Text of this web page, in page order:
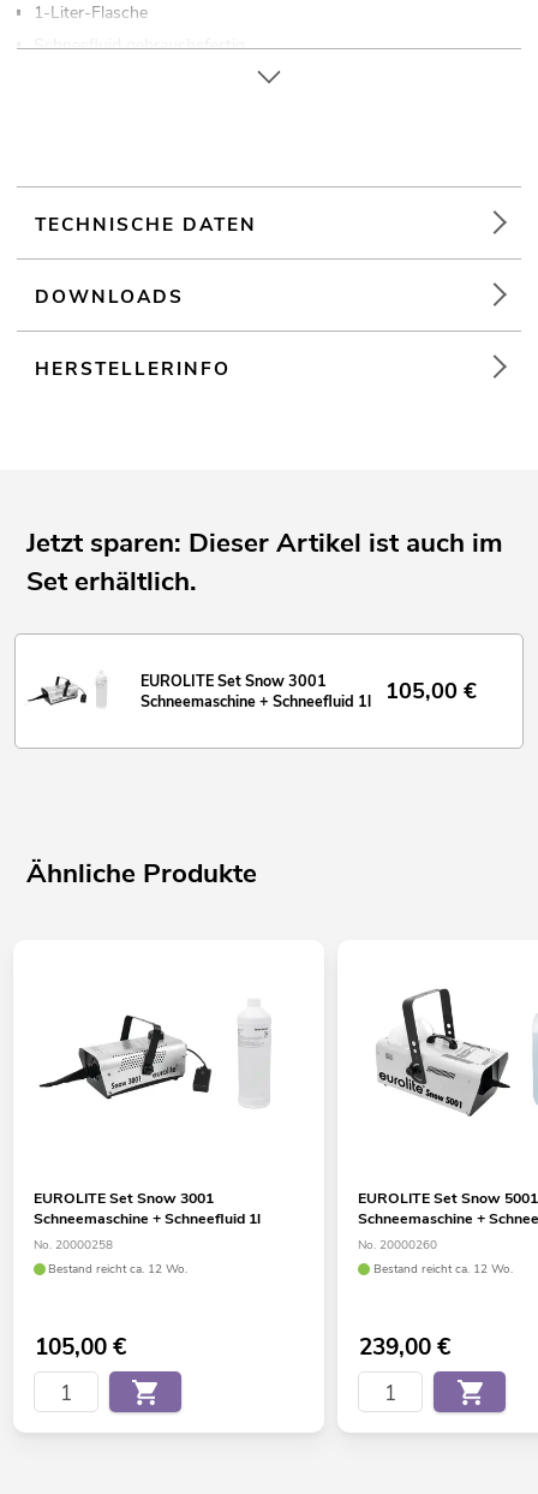
1-Liter-Flasche
Schneefluid gebrauchsfertig
TECHNISCHE DATEN
DOWNLOADS
HERSTELLERINFO
Jetzt sparen: Dieser Artikel ist auch im
Set erhältlich.
EUROLITE Set Snow 3001
Schneemaschine + Schneefluid 1l
105,00 €
Ähnliche Produkte
EUROLITE Set Snow 3001
Schneemaschine + Schneefluid 1l
No. 20000258
Bestand reicht ca. 12 Wo.
105,00€
EUROLITE Set Snow 5001
Schneemaschine +
No. 20000260
Bestand reicht ca. 12 Wo.
239,00€